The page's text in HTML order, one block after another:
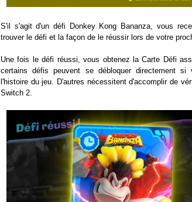
S'il s'agit d'un défi Donkey Kong Bananza, vous
trouver le défi et la façon de le réussir lors de votre
Une fois le défi réussi, vous obtenez la Carte Défi
certains défis peuvent se débloquer directement
l'histoire du jeu. D'autres nécessitent d'accomplir de
Switch 2.